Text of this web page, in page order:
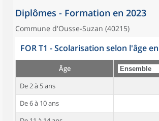
Diplômes - Formation en 2023
Commune d'Ousse-Suzan (40215)
FOR T1 - Scolarisation selon l'âge
Âge
De 2 à 5 ans
De 6 à 10 ans